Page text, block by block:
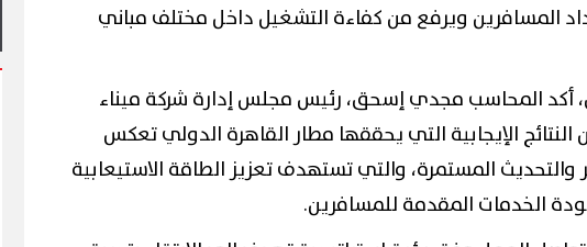
المسافرين ويرفع من كفاءة التشغيل داخل مختلف مباني
أكد المحاسب مجدي إسحق، رئيس مجلس إدارة شركة ميناء
النتائج الإيجابية التي يحققها مطار القاهرة الدولي تعكس
المستمرة، والتي تستهدف تعزيز الطاقة الاستيعابية
الخدمات المقدمة للمسافرين.